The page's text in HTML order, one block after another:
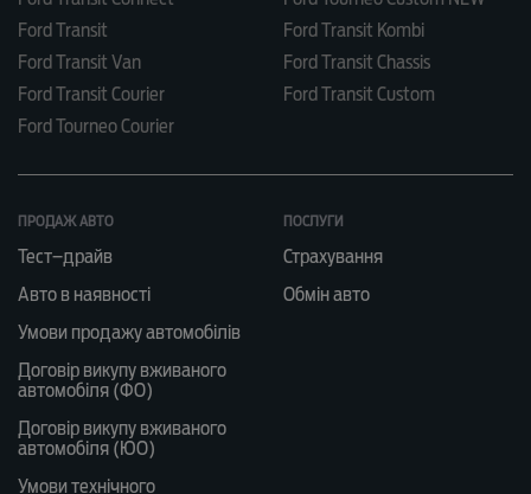
Ford Transit
Ford Transit Kombi
Ford Transit Van
Ford Transit Chassis
Ford Transit Courier
Ford Transit Custom
Ford Tourneo Courier
ПРОДАЖ АВТО
Тест–драйв
Авто в наявності
Умови продажу автомобілів
Договір викупу вживаного
автомобіля (ФО)
Договір викупу вживаного
автомобіля (ЮО)
Умови технічного
ПОСЛУГИ
Страхування
Обмін авто